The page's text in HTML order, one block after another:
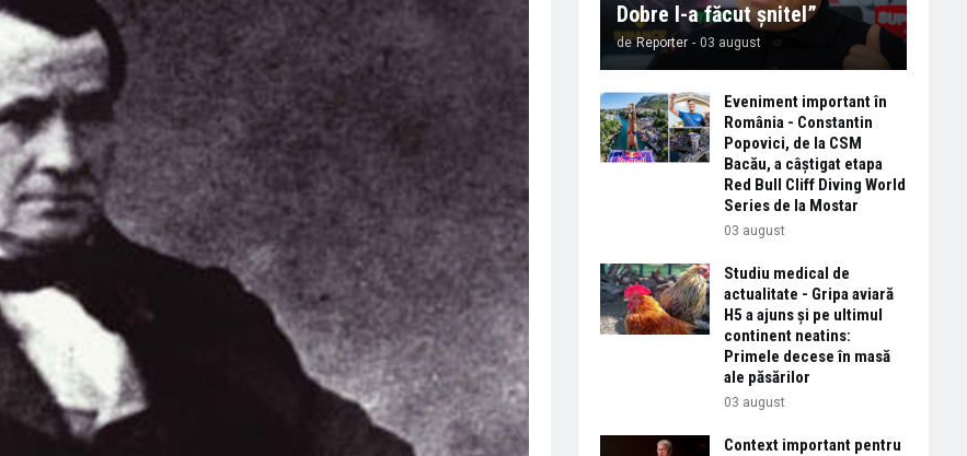
Dobre l-a făcut șnitel”
de Reporter - 03 august
Eveniment important în
România - Constantin
Popovici, de la CSM
Bacău, a câștigat etapa
Red Bull Cliff Diving World
Series de la Mostar
03 august
Studiu medical de
actualitate - Gripa aviară
H5 a ajuns și pe ultimul
continent neatins:
Primele decese în masă
ale păsărilor
03 august
Context important pentru